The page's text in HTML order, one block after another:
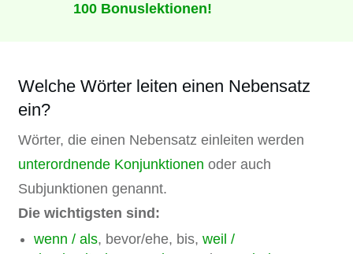
100 Bonuslektionen!
Welche Wörter leiten einen Nebensatz
ein?
Wörter, die einen Nebensatz einleiten werden
unterordnende Konjunktionen oder auch
Subjunktionen genannt.
Die wichtigsten sind:
wenn / als, bevor/ehe, bis, weil /